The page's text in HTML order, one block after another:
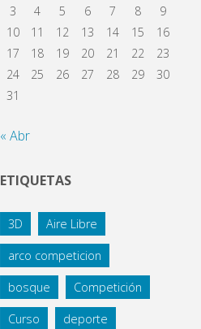
3
4 5 6 7 8
9
10
11 12 13 14 15
16
17
18 19 20 21 22
23
24
25 26 27 28 29
30
31
« Abr
ETIQUETAS
3D Aire Libre
arco competicion
bosque Competición
Curso deporte